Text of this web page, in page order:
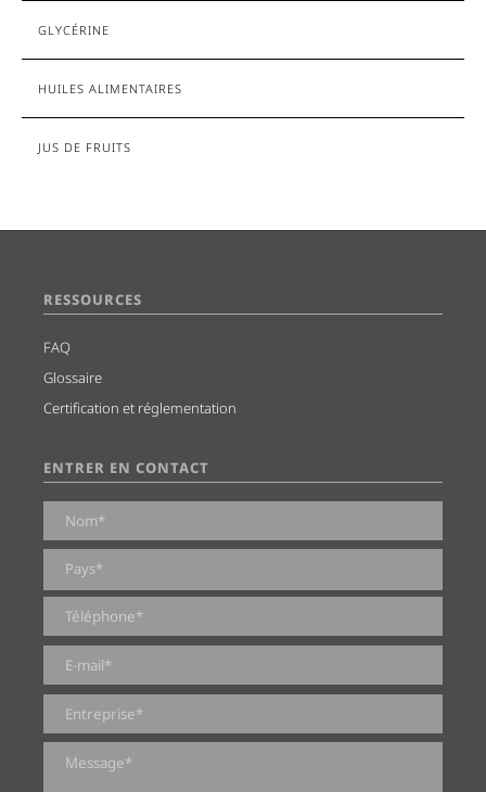
GLYCÉRINE
HUILES ALIMENTAIRES
JUS DE FRUITS
RESSOURCES
FAQ
Glossaire
Certification et réglementation
ENTRER EN CONTACT
0 sur 2000 caractères maximum